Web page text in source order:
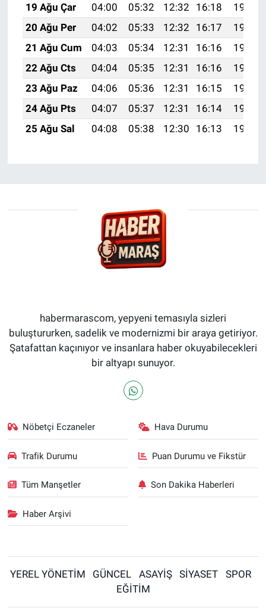
19 Ağu Çar
04:00 05:32 12:32 16:18
19:22
20 Ağu Per
04:02 05:33 12:32 16:17
19:20
21 Ağu Cum
04:03 05:34 12:31 16:16
19:19
22 Ağu Cts
04:04 05:35 12:31 16:16
19:17
23 Ağu Paz
04:06 05:36 12:31 16:15
19:16
24 Ağu Pts
04:07 05:37 12:31 16:14
19:14
25 Ağu Sal
04:08 05:38 12:30 16:13 19:13
habermarascom, yepyeni temasıyla sizleri
buluştururken, sadelik ve modernizmi bir araya getiriyor.
Şatafattan kaçınıyor ve insanlara haber okuyabilecekleri
bir altyapı sunuyor.
Nöbetçi Eczaneler Hava Durumu
Trafik Durumu Puan Durumu ve Fikstür
Tüm Manşetler Son Dakika Haberleri
Haber Arşivi
YEREL YÖNETİM GÜNCEL ASAYİŞ SİYASET
SPOR
EĞİTİM